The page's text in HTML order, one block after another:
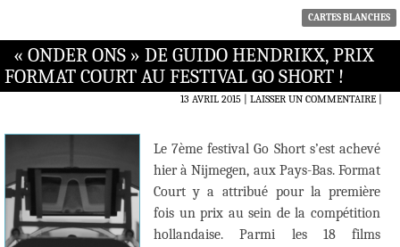
CARTES BLANCHES
« ONDER ONS » DE GUIDO HENDRIKX, PRIX
FORMAT COURT AU FESTIVAL GO SHORT !
13 AVRIL 2015 LAISSER UN COMMENTAIRE|
Le 7ème festival Go Short s’est achevé
hier à Nijmegen, aux Pays-Bas. Format
Court y a attribué pour la première
fois un prix au sein de la compétition
hollandaise. Parmi les 18 films